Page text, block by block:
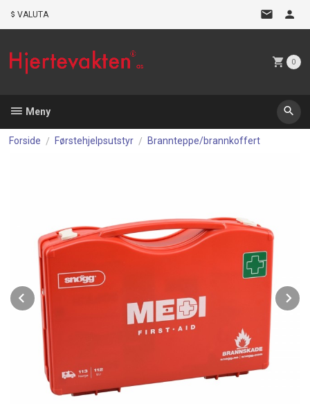
VALUTA
0
Meny
Forside Førstehjelpsutstyr Brannteppe/brannkoffert
Prev